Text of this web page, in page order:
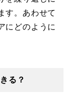
す。あわせて
にどのように
る？